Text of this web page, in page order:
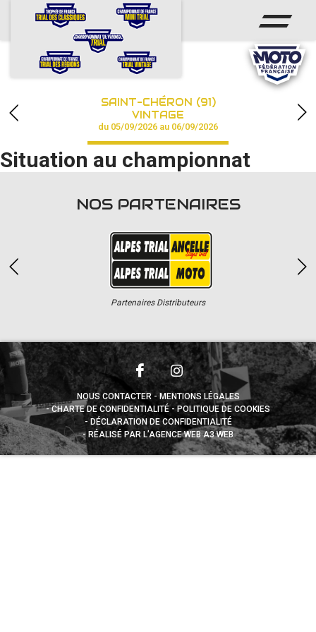
ACCUEIL
CALENDRIER
CHAMPIONNAT
RÉSULTATS
PHOTOS / VIDÉOS
PARTENAIRES
SAINT-CHÉRON (91)
VINTAGE
du 05/09/2026 au 06/09/2026
Situation au championnat
NOS PARTENAIRES
Partenaires Distributeurs
NOUS CONTACTER
MENTIONS LÉGALES
CHARTE DE CONFIDENTIALITÉ
POLITIQUE DE COOKIES
DÉCLARATION DE CONFIDENTIALITÉ
RÉALISÉ PAR L’AGENCE WEB A3 WEB